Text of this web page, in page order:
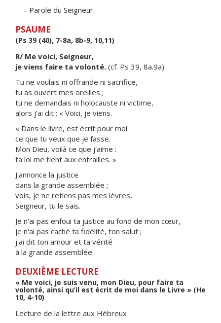
– Parole du Seigneur.
PSAUME
(Ps 39 (40), 7-8a, 8b-9, 10,11)
R/ Me voici, Seigneur,
je viens faire ta volonté. (cf. Ps 39, 8a.9a)
Tu ne voulais ni offrande ni sacrifice,
tu as ouvert mes oreilles ;
tu ne demandais ni holocauste ni victime,
alors j'ai dit : « Voici, je viens.
« Dans le livre, est écrit pour moi
ce que tu veux que je fasse.
Mon Dieu, voilà ce que j'aime :
ta loi me tient aux entrailles. »
J'annonce la justice
dans la grande assemblée ;
vois, je ne retiens pas mes lèvres,
Seigneur, tu le sais.
Je n'ai pas enfoui ta justice au fond de mon cœur,
je n'ai pas caché ta fidélité, ton salut ;
j'ai dit ton amour et ta vérité
à la grande assemblée.
DEUXIÈME LECTURE
« Me voici, je suis venu, mon Dieu, pour faire ta
volonté, ainsi qu’il est écrit de moi dans le Livre » (He
10, 4-10)
Lecture de la lettre aux Hébreux